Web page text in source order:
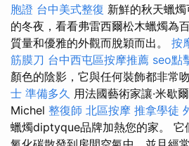
胞證 台中美式整復 新鮮的秋天蠟
的冬夜，看看弗雷西爾松木蠟燭為
質量和優雅的外觀而脫穎而出。 按
筋膜刀 台中西屯區按摩推薦 seo點
顏色的陰影，它與任何裝飾都非常
士 準備多久 用法國藝術家讓·米歇
Michel 整復師 北區按摩 推拿學徒
蠟燭diptyque品牌加熱您的家。 它